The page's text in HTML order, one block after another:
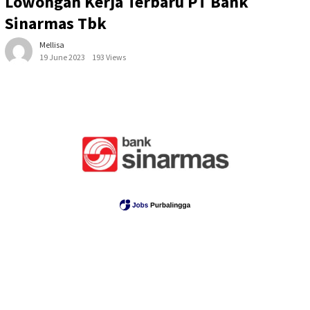
Sinarmas Tbk
Mellisa
19 June 2023
193 Views